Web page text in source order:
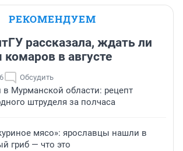
РЕКОМЕНДУЕМ
рассказала, ждать ли
в августе
Обсудить
в Мурманской области: рецепт
штруделя за полчаса
мясо»: ярославцы нашли в
гриб — что это